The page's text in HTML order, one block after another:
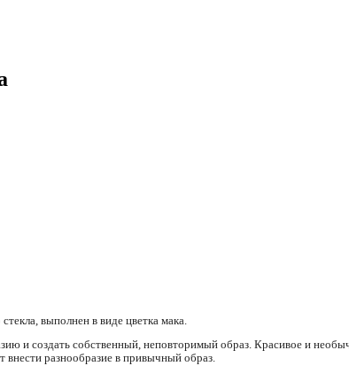
выполнен в виде цветка мака.
и создать собственный, неповторимый образ. Красивое и
внести разнообразие в привычный образ.